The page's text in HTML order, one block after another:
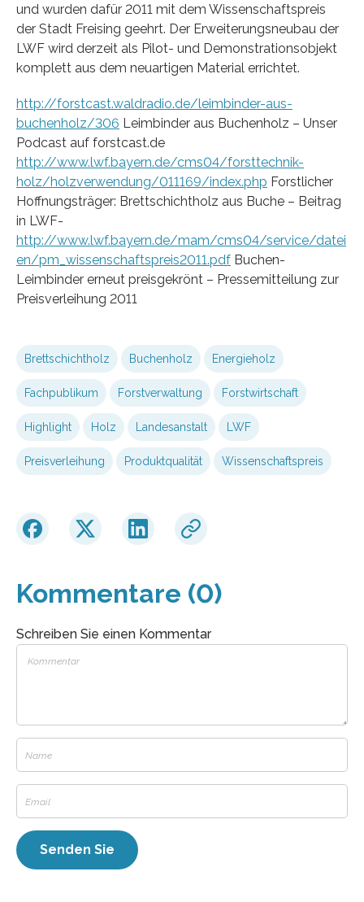
und wurden dafür 2011 mit dem Wissenschaftspreis
der Stadt Freising geehrt. Der Erweiterungsneubau der
LWF wird derzeit als Pilot- und Demonstrationsobjekt
komplett aus dem neuartigen Material errichtet.
http://forstcast.waldradio.de/leimbinder-aus-
buchenholz/306 Leimbinder aus Buchenholz – Unser
Podcast auf forstcast.de
http://www.lwf.bayern.de/cms04/forsttechnik-
holz/holzverwendung/011169/index.php Forstlicher
Hoffnungsträger: Brettschichtholz aus Buche – Beitrag
in LWF-
http://www.lwf.bayern.de/mam/cms04/service/datei
en/pm_wissenschaftspreis2011.pdf Buchen-
Leimbinder erneut preisgekrönt – Pressemitteilung zur
Preisverleihung 2011
Brettschichtholz Buchenholz Energieholz
Fachpublikum Forstverwaltung Forstwirtschaft
Highlight Holz Landesanstalt LWF
Preisverleihung Produktqualität Wissenschaftspreis
Kommentare (0)
Schreiben Sie einen Kommentar